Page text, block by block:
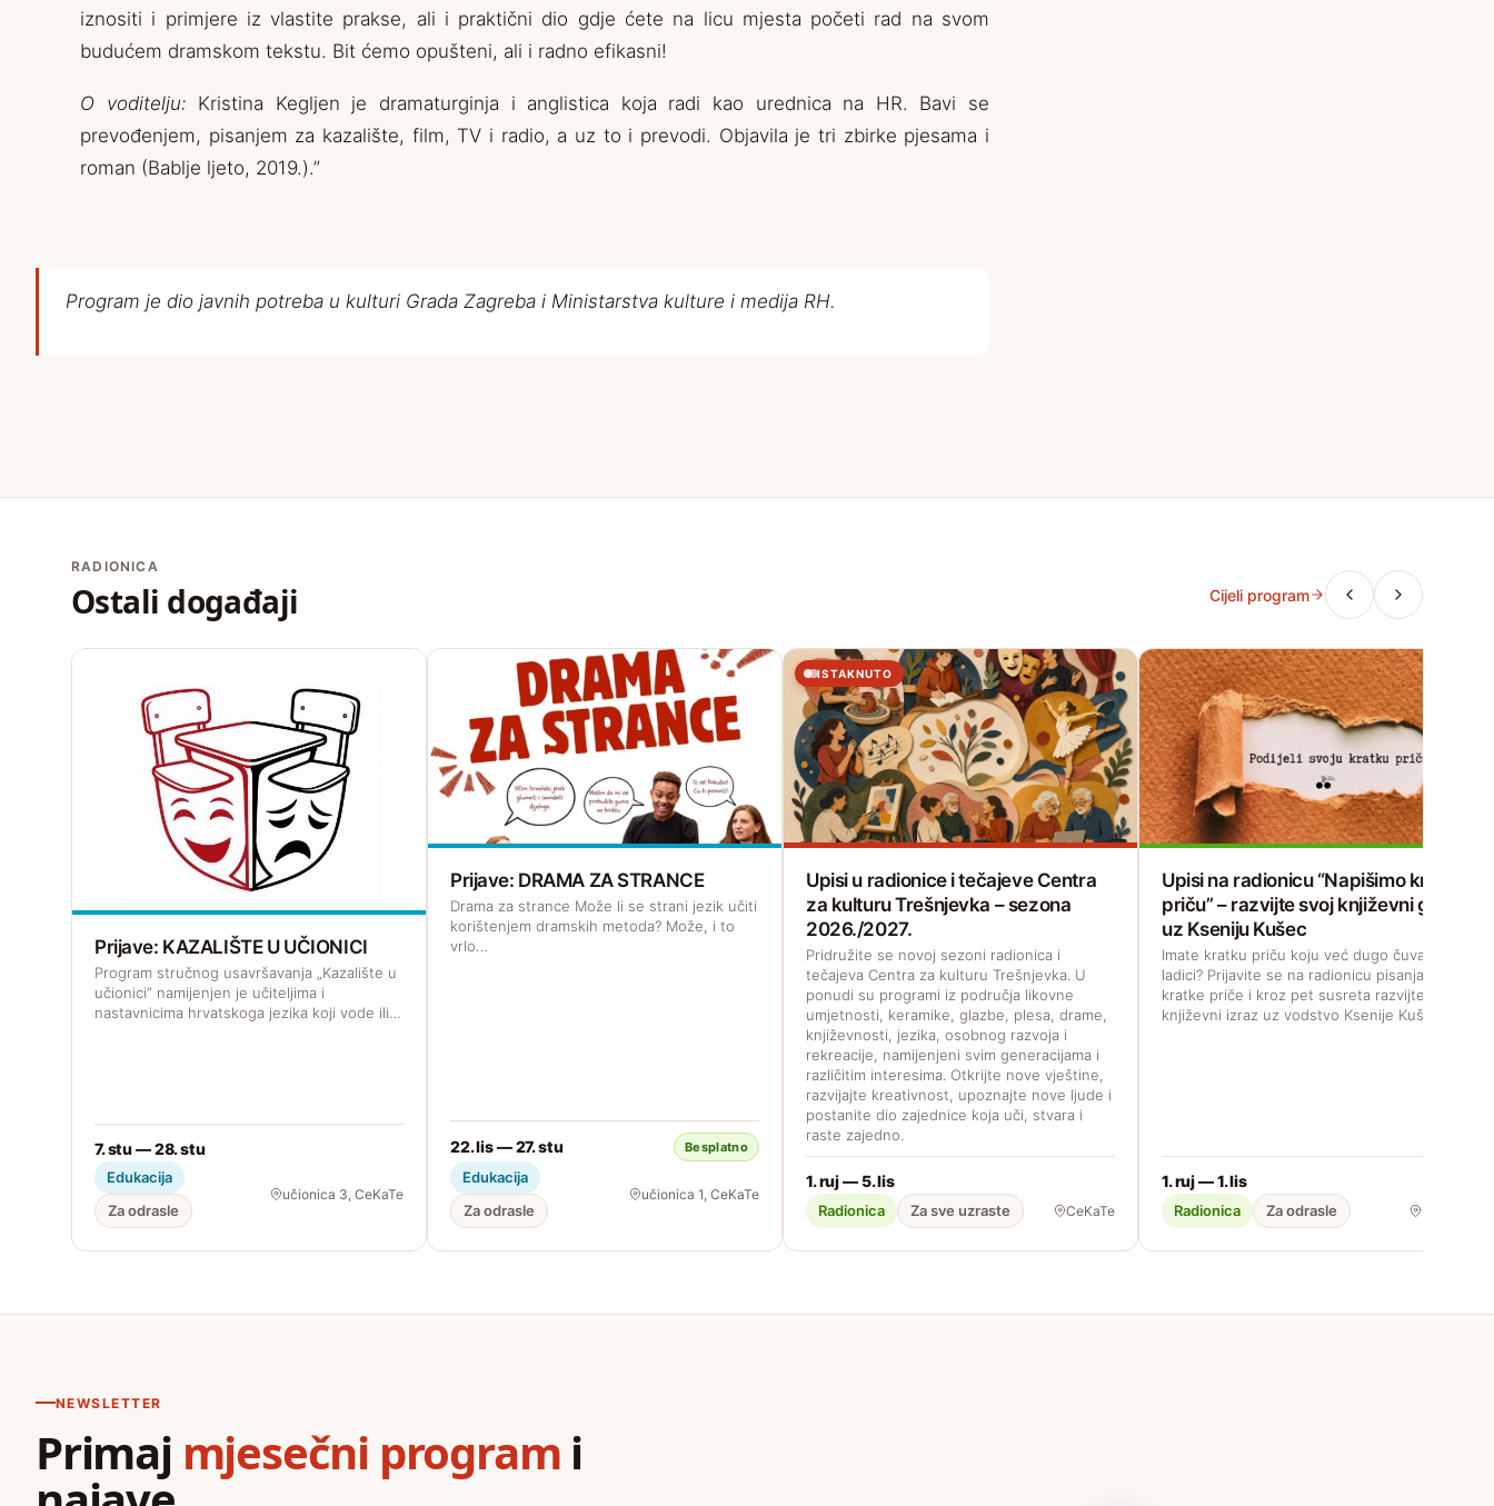
iznositi i primjere iz vlastite prakse, ali i praktični dio gdje ćete na licu mjesta početi rad na svom
budućem dramskom tekstu. Bit ćemo opušteni, ali i radno efikasni!
O voditelju: Kristina Kegljen je dramaturginja i anglistica koja radi kao urednica na HR. Bavi se
prevođenjem, pisanjem za kazalište, film, TV i radio, a uz to i prevodi. Objavila je tri zbirke pjesama i
roman (Bablje ljeto, 2019.).”
Program je dio javnih potreba u kulturi Grada Zagreba i Ministarstva kulture i medija RH.
RADIONICA
Ostali događaji Cijeli program
Prijave: KAZALIŠTE U UČIONICI
Program stručnog usavršavanja „Kazalište u
učionici” namijenjen je učiteljima i
nastavnicima hrvatskoga jezika koji vode ili…
7. stu — 28. stu
Edukacija
Za odrasle
učionica 3, CeKaTe
Prijave: DRAMA ZA STRANCE
Drama za strance Može li se strani jezik učiti
korištenjem dramskih metoda? Može, i to
vrlo…
22. lis — 27. stu Besplatno
Edukacija
Za odrasle
učionica 1, CeKaTe
ISTAKNUTO
Upisi u radionice i tečajeve Centra
za kulturu Trešnjevka – sezona
2026./2027.
Pridružite se novoj sezoni radionica i
tečajeva Centra za kulturu Trešnjevka. U
ponudi su programi iz područja likovne
umjetnosti, keramike, glazbe, plesa, drame,
književnosti, jezika, osobnog razvoja i
rekreacije, namijenjeni svim generacijama i
različitim interesima. Otkrijte nove vještine,
razvijajte kreativnost, upoznajte nove ljude i
postanite dio zajednice koja uči, stvara i
raste zajedno.
1. ruj — 5. lis
Radionica Za sve uzraste CeKaTe
Upisi na radionicu “Napišimo kratku
priču” – razvijte svoj književni glas
uz Kseniju Kušec
Imate kratku priču koju već dugo čuvate u
ladici? Prijavite se na radionicu pisanja
kratke priče i kroz pet susreta razvijte svoj
književni izraz uz vodstvo Ksenije Kušec.
1. ruj — 1. lis
Radionica Za odrasle CeKaTe
NEWSLETTER
Primaj mjesečni program i